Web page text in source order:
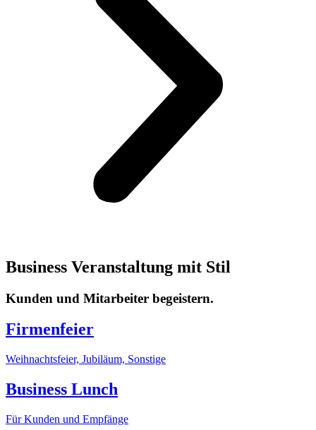
Business Veranstaltung mit Stil
Kunden und Mitarbeiter begeistern.
Firmenfeier
Weihnachtsfeier, Jubiläum, Sonstige
Business Lunch
Für Kunden und Empfänge